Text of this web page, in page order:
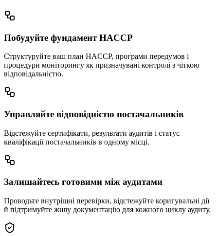
Побудуйте фундамент HACCP
Структуруйте ваш план HACCP, програми передумов і
процедури моніторингу як призначувані контролі з чіткою
відповідальністю.
Управляйте відповідністю постачальників
Відстежуйте сертифікати, результати аудитів і статус
кваліфікації постачальників в одному місці.
Залишайтесь готовими між аудитами
Проводьте внутрішні перевірки, відстежуйте коригувальні дії
й підтримуйте живу документацію для кожного циклу аудиту.